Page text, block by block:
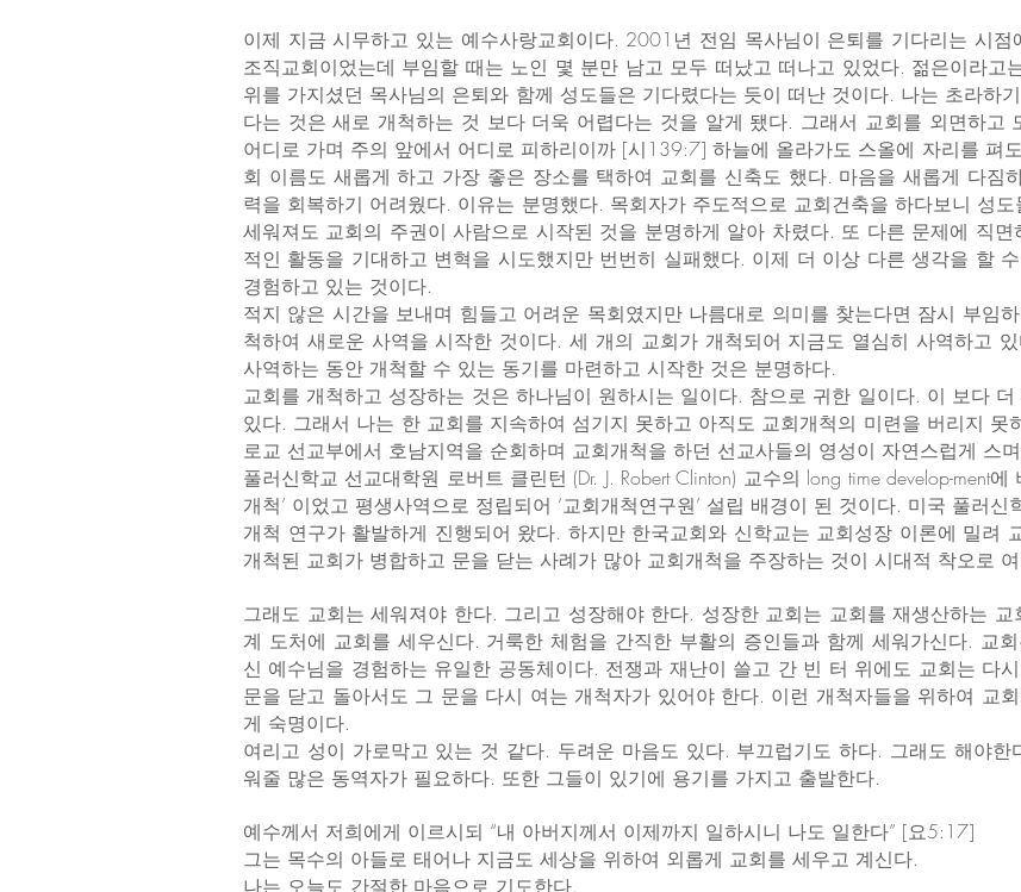
이제 지금 시무하고 있는 예수사랑교회이다. 2001년 전임 목사님이 은퇴를 기다리는 시
조직교회이었는데 부임할 때는 노인 몇 분만 남고 모두 떠났고 떠나고 있었다. 젊은이라고
위를 가지셨던 목사님의 은퇴와 함께 성도들은 기다렸다는 듯이 떠난 것이다. 나는 초라하
다는 것은 새로 개척하는 것 보다 더욱 어렵다는 것을 알게 됐다. 그래서 교회를 외면하고
어디로 가며 주의 앞에서 어디로 피하리이까 [시139:7] 하늘에 올라가도 스올에 자리를 펴
회 이름도 새롭게 하고 가장 좋은 장소를 택하여 교회를 신축도 했다. 마음을 새롭게 다짐
력을 회복하기 어려웠다. 이유는 분명했다. 목회자가 주도적으로 교회건축을 하다보니 성
세워져도 교회의 주권이 사람으로 시작된 것을 분명하게 알아 차렸다. 또 다른 문제에 직
적인 활동을 기대하고 변혁을 시도했지만 번번히 실패했다. 이제 더 이상 다른 생각을 할
경험하고 있는 것이다.
적지 않은 시간을 보내며 힘들고 어려운 목회였지만 나름대로 의미를 찾는다면 잠시 부임
척하여 새로운 사역을 시작한 것이다. 세 개의 교회가 개척되어 지금도 열심히 사역하고
사역하는 동안 개척할 수 있는 동기를 마련하고 시작한 것은 분명하다.
교회를 개척하고 성장하는 것은 하나님이 원하시는 일이다. 참으로 귀한 일이다. 이 보다
있다. 그래서 나는 한 교회를 지속하여 섬기지 못하고 아직도 교회개척의 미련을 버리지
로교 선교부에서 호남지역을 순회하며 교회개척을 하던 선교사들의 영성이 자연스럽게 스
풀러신학교 선교대학원 로버트 클린턴 (Dr. J. Robert Clinton) 교수의 long time develop-ment
개척’ 이었고 평생사역으로 정립되어 ‘교회개척연구원’ 설립 배경이 된 것이다. 미국 풀러
개척 연구가 활발하게 진행되어 왔다. 하지만 한국교회와 신학교는 교회성장 이론에 밀려
개척된 교회가 병합하고 문을 닫는 사례가 많아 교회개척을 주장하는 것이 시대적 착오로
그래도 교회는 세워져야 한다. 그리고 성장해야 한다. 성장한 교회는 교회를 재생산하는
계 도처에 교회를 세우신다. 거룩한 체험을 간직한 부활의 증인들과 함께 세워가신다. 교
신 예수님을 경험하는 유일한 공동체이다. 전쟁과 재난이 쓸고 간 빈 터 위에도 교회는 다
문을 닫고 돌아서도 그 문을 다시 여는 개척자가 있어야 한다. 이런 개척자들을 위하여 교
게 숙명이다.
여리고 성이 가로막고 있는 것 같다. 두려운 마음도 있다. 부끄럽기도 하다. 그래도 해야
워줄 많은 동역자가 필요하다. 또한 그들이 있기에 용기를 가지고 출발한다.
예수께서 저희에게 이르시되 “내 아버지께서 이제까지 일하시니 나도 일한다” [요5:17]
그는 목수의 아들로 태어나 지금도 세상을 위하여 외롭게 교회를 세우고 계신다.
나는 오늘도 간절한 마음으로 기도한다.